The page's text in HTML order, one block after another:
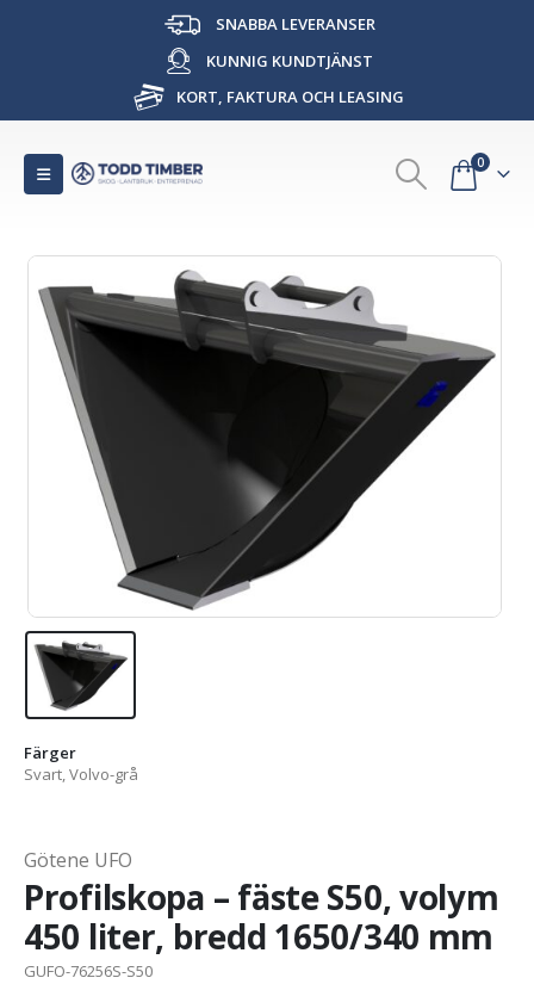
SNABBA LEVERANSER
KUNNIG KUNDTJÄNST
KORT, FAKTURA OCH LEASING
0
Färger
Svart, Volvo-grå
Götene UFO
Profilskopa – fäste S50, volym
450 liter, bredd 1650/340 mm
GUFO-76256S-S50